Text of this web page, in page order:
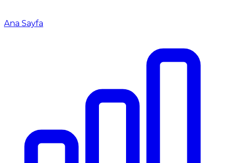
Ana Sayfa